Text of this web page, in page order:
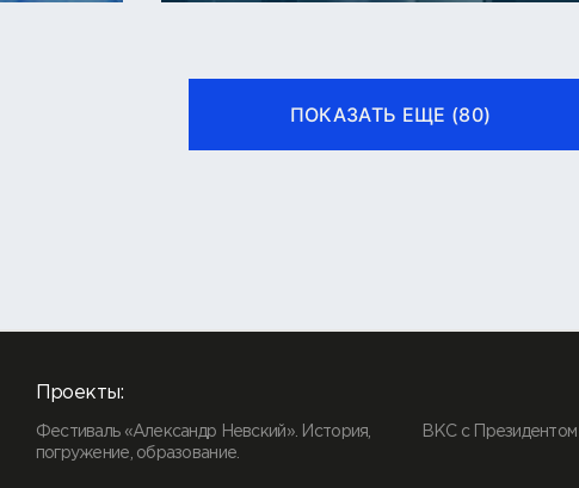
ПОКАЗАТЬ ЕЩЕ (80)
Проекты:
Фестиваль «Александр Невский». История,
погружение, образование.
ВКС с Президентом